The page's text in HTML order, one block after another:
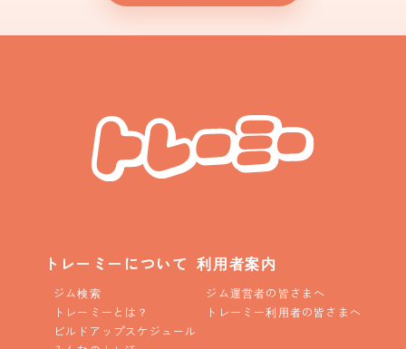
トレーミーについて
ジム検索
トレーミーとは？
ビルドアップスケジュール
利用者案内
ジム運営者の皆さまへ
トレーミー利用者の皆さまへ